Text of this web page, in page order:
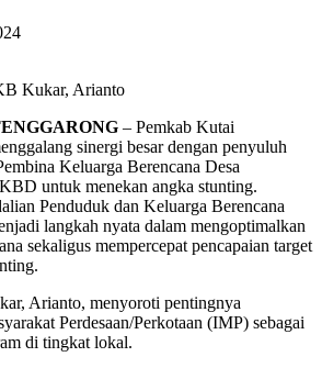
Kukar, Arianto
– Pemkab Kutai
sinergi besar dengan penyuluh
Keluarga Berencana Desa
untuk menekan angka stunting.
Penduduk dan Keluarga Berencana
langkah nyata dalam mengoptimalkan
sekaligus mempercepat pencapaian target
Arianto, menyoroti pentingnya
Perdesaan/Perkotaan (IMP) sebagai
di tingkat lokal.